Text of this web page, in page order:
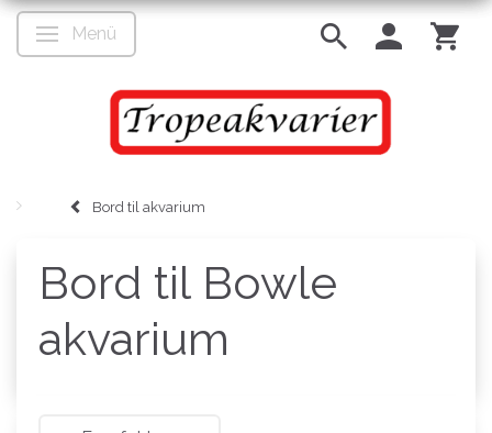
Anzeige ändern
Menü
Bord til akvarium
Bord til Bowle
akvarium